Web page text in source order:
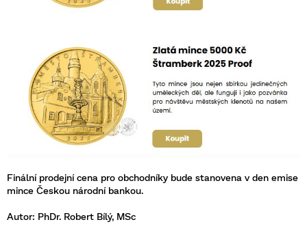
Finální prodejní cena pro obchodníky bude stanovena v den emise
mince Českou národní bankou.
Autor: PhDr. Robert Bílý, MSc